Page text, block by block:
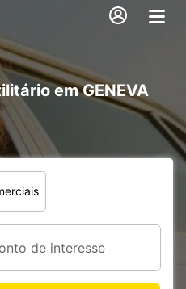
em GENEVA